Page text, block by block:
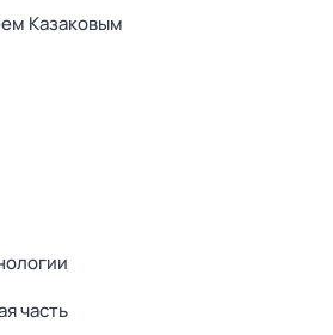
Казаковым
часть